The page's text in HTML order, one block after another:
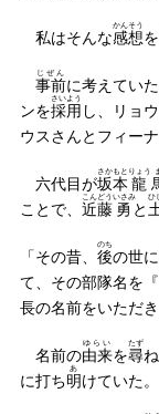
私はそんな感想
かんそう
を
事前
じぜん
に考えてい
ンを採用
さいよう
し、リョ
ウスさんとフィー
六代目が坂本
さかもと
龍
りょう
ことで、 近藤
こんどう
勇
いさみ
と
ひ
「その昔、 後
のち
の世に
て、その部隊名を『
長の名前をいただき
名前の由来
ゆらい
を尋
たず
に打ち明
あ
けていた。